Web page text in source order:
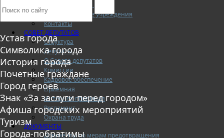
Муниципальные учреждения
Контакты
СОВЕТ ДЕПУТАТОВ
Структура
Депутаты
О Совете депутатов
Комиссии
Кадровое обеспечение
Приемная
Интернет-приемная
Регламент
Охрана труда
ДОКУМЕНТЫ
Документы по мерам предотвращения
Устав города
Символика города
История города
Почетные граждане
Город героев
Знак «За заслуги перед городом»
Афиша городских мероприятий
Туризм
Города-побратимы